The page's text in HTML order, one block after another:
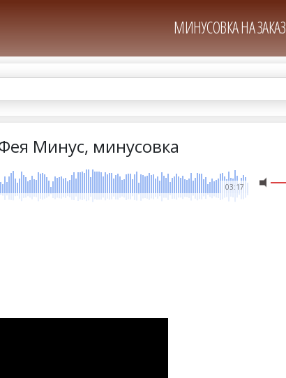
МИНУСОВКА НА ЗАКАЗ
Минус, минусовка
03:17